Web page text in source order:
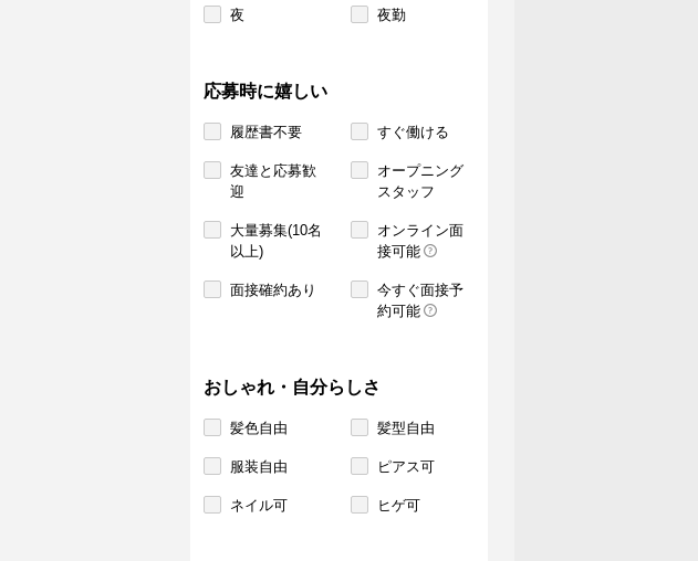
夜 夜勤
応募時に嬉しい
履歴書不要 すぐ働ける
友達と応募歓
迎
オープニング
スタッフ
大量募集(10名
以上)
オンライン面
接可能
面接確約あり
今すぐ面接予
約可能
おしゃれ・自分らしさ
髪色自由 髪型自由
服装自由 ピアス可
ネイル可 ヒゲ可